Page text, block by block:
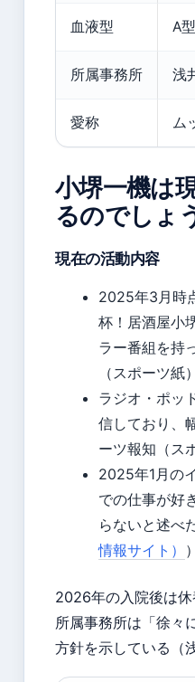
血液型 A型
所属事務所 浅
愛称 ム
小堺一機は
るのでしょ
現在の活動内容
2025年3月時
杯！居酒屋小
ラー番組を持
（スポーツ紙
ラジオ・ポッ
信しており、
ーツ報知（ス
2025年1月の
での仕事が好
らないと述べ
情報サイト） ）
2026年の入院後は休
所属事務所は「徐々
方針を示している（